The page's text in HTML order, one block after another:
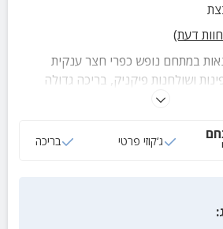
חוות דעת)
במתחם נופש כפרי חצר ענקית
ושולחנות פיקניק, בריכה גדולה
מיטות שיזוף, מטבח גדול משותף עם
ג‘קוזי פרטי בריכה
: